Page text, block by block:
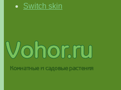
Switch skin